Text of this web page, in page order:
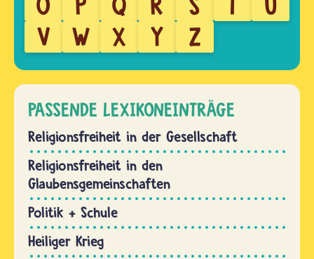
V
W X Y Z
PASSENDE LEXIKONEINTRÄGE
Religionsfreiheit in der Gesellschaft
Religionsfreiheit in den
Glaubensgemeinschaften
Politik + Schule
Heiliger Krieg